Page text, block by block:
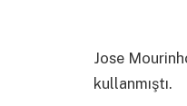
Jose
kullanmıştı.